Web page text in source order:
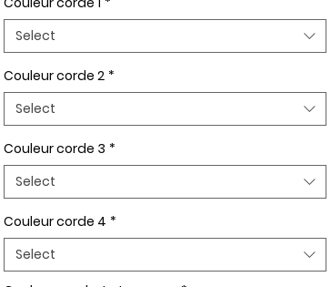
Select
Couleur corde 2 *
Select
Couleur corde 3 *
Select
Couleur corde 4 *
Select